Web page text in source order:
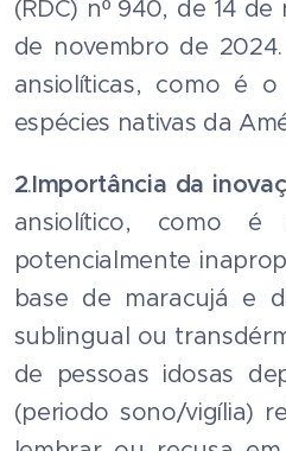
(RDC) nº 940, de 14
de novembro de
ansiolíticas, como é
espécies nativas da
2.Importância da
ansiolítico, como é
potencialmente
base de maracujá e
sublingual ou
de pessoas idosas
(periodo sono/vigília)